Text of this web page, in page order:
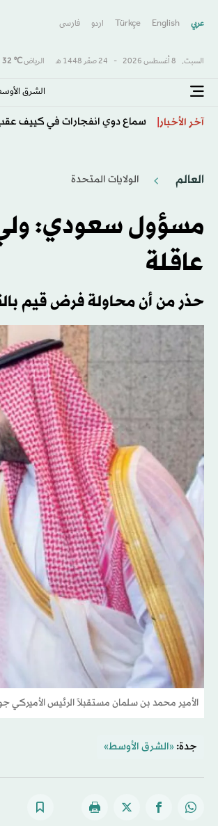
عربي English
Türkçe اردو فارسى
السبت, 8 أغسطس 2026 - 24 صفَر 1448 هـ الرياض℃
32
الشرق
آخر الأخبار سماع دوي انفجارات في كييف
العالم الولايات المتحدة​
مسؤول سعودي: ولي
عاقلة
حذر من أن محاولة فرض قيم
الأمير محمد بن سلمان مستقبلاً الرئيس
جدة: «الشرق الأوسط»